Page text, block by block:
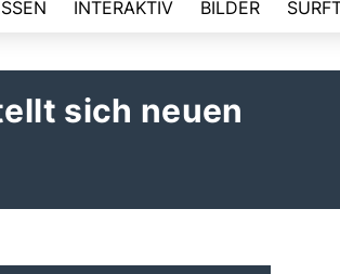
INTERAKTIV BILDER
sich neuen